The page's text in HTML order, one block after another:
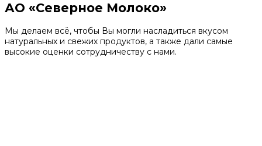
АО «Северное Молоко»
Мы делаем всё, чтобы Вы могли насладиться вкусом
натуральных и свежих продуктов, а также дали самые
высокие оценки сотрудничеству с нами.